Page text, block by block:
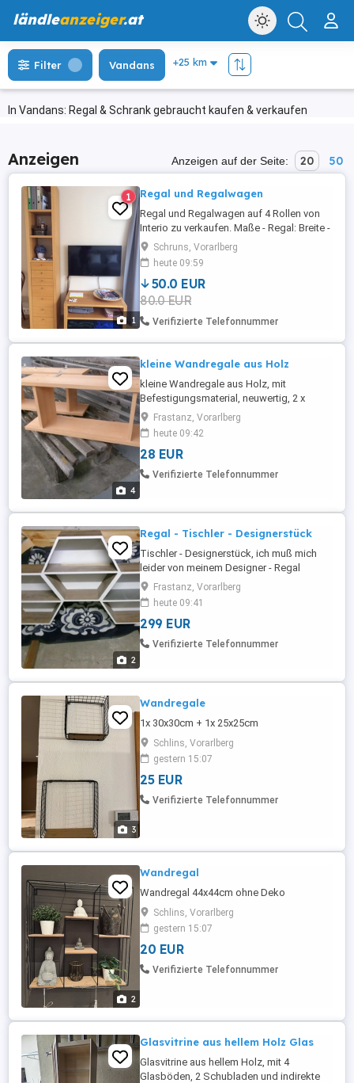
ländleanzeiger.at
In Vandans: Regal & Schrank gebraucht kaufen & verkaufen
Filter Vandans
Anzeigen Anzeigen auf der Seite: 20 50
1
1 Regal und Regalwagen
Regal und Regalwagen auf 4 Rollen von
Interio zu verkaufen. Maße - Regal: Breite -
43 cm, Höhe - 225 cm, Tiefe - 34 cm.
Maße - Fernsehwagen: Breite - 90 cm,
Höhe mit Rollen - 53 cm, Tiefe - 51 cm.
Schruns, Vorarlberg
heute 09:59
50.0 EUR
80.0 EUR
Verifizierte Telefonnummer
4
kleine Wandregale aus Holz
kleine Wandregale aus Holz, mit
Befestigungsmaterial, neuwertig, 2 x
vorhanden, 28 pro Stück B 65 cm H 26 cm
T 18 cm
Frastanz, Vorarlberg
heute 09:42
28 EUR
Verifizierte Telefonnummer
2
Regal - Tischler - Designerstück
Tischler - Designerstück, ich muß mich
leider von meinem Designer - Regal
trennen - kein Platz mehr, das Regal ist
kompl. 170 cm breit und 88 cm hoch,
wurde von einem Tischler gefertigt,
neuwertig, keine Kratzer,
Befestigungsmaterial dabei,
Frastanz, Vorarlberg
heute 09:41
299 EUR
Verifizierte Telefonnummer
3
Wandregale
1x 30x30cm + 1x 25x25cm
Schlins, Vorarlberg
gestern 15:07
25 EUR
Verifizierte Telefonnummer
2
Wandregal
Wandregal 44x44cm ohne Deko
Schlins, Vorarlberg
gestern 15:07
20 EUR
Verifizierte Telefonnummer
Glasvitrine aus hellem Holz Glas
Glasvitrine aus hellem Holz, mit 4
Glasböden, 2 Schubladen und indirekte